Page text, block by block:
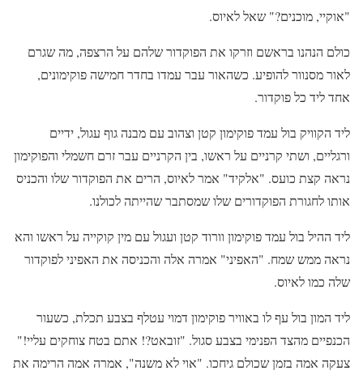
"אוקיי, מוכנים?" שאל לאיוס.
כולם הנהנו בראשם וזרקו את הפוקדור שלהם על הרצפה, מה שגרם
לאור מסנוור להופיע. כשהאור עבר עמדו בחדר חמישה פוקימונים,
אחד ליד כל פוקדור.
ליד הקוויק בול עמד פוקימון קטן וצהוב עם מבנה גוף עגול, ידיים
ורגליים, ושתי קרניים על ראשו, בין הקרניים עבר זרם חשמלי והפוקימון
נראה קצת כועס. "אלקיד" אמר לאיוס, הרים את הפוקדור שלו והכניס
אותו לחגורת הפוקדורים שלו שמסתבר שהייתה לכולנו.
ליד ההיל בול עמד פוקימון וורוד קטן ועגול עם מין קוקייה על ראשו והא
נראה ממש שמח. "האפיני" אמרה אלה והכניסה את האפיני לפוקדור
שלה כמו לאיוס.
ליד המון בול עף לו באוויר פוקימון דמוי עטלף בצבע תכלת, כשעור
הכנפיים מהצד הפנימי בצבע סגול. "זובאט?! אתם בטח צוחקים עליי!"
צעקה אמה בזמן שכולם גיחכו. "אוי לא משנה", אמרה אמה הרימה את